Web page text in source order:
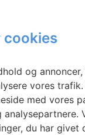
cookies
og
vores
med vores
du har givet